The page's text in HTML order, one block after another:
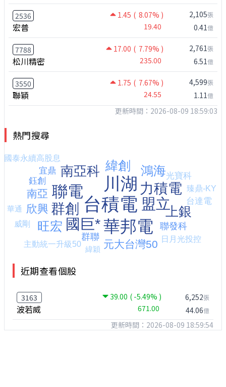
2536 1.45 ( 8.07% )
宏普 19.40
2,105張
0.41億
7788 17.00 ( 7.79% )
松川精密 235.00
2,761張
6.51億
3550 1.75 ( 7.67% )
聯穎 24.55
4,599張
1.11億
更新時間：2026-08-09 18:59:03
熱門搜尋
近期查看個股
3163 39.00 ( -5.49% )
波若威 671.00
6,252張
44.06億
更新時間：2026-08-09 18:59:54